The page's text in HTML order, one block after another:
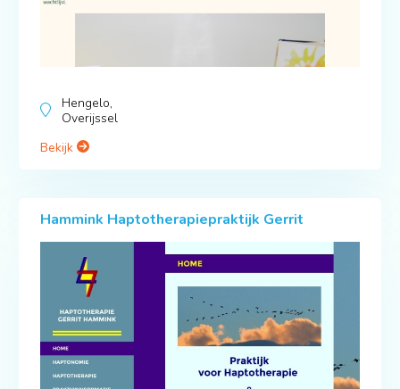
Hengelo,
Overijssel
Bekijk
Hammink Haptotherapiepraktijk Gerrit